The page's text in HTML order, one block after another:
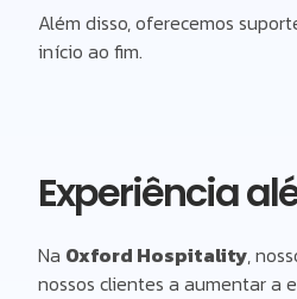
Além disso, oferecemos
início ao fim.
Experiência
Na Oxford Hospitality,
nossos clientes a aumentar a